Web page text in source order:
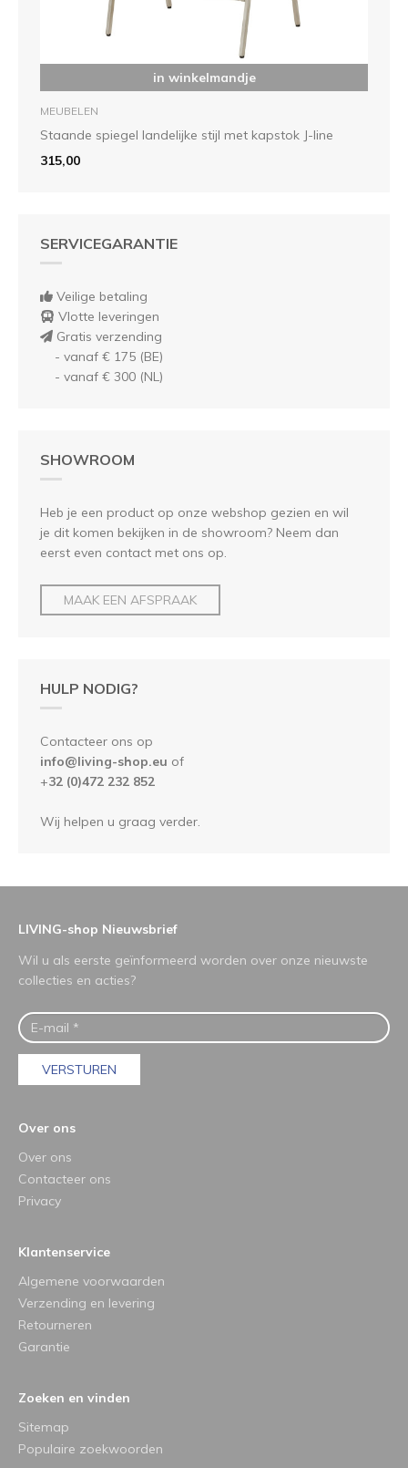
in winkelmandje
MEUBELEN
Staande spiegel landelijke stijl met kapstok J-line
315,00
SERVICEGARANTIE
Veilige betaling
Vlotte leveringen
Gratis verzending
- vanaf € 175 (BE)
- vanaf € 300 (NL)
SHOWROOM
Heb je een product op onze webshop gezien en wil
je dit komen bekijken in de showroom? Neem dan
eerst even contact met ons op.
MAAK EEN AFSPRAAK
HULP NODIG?
Contacteer ons op
info@living-shop.eu of
+32 (0)472 232 852
Wij helpen u graag verder.
LIVING-shop Nieuwsbrief
Wil u als eerste geïnformeerd worden over onze nieuwste
collecties en acties?
VERSTUREN
Over ons
Over ons
Contacteer ons
Privacy
Klantenservice
Algemene voorwaarden
Verzending en levering
Retourneren
Garantie
Zoeken en vinden
Sitemap
Populaire zoekwoorden